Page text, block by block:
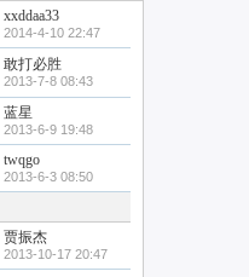
xxddaa33
2014-4-10 22:47
敢打必胜
2013-7-8 08:43
蓝星
2013-6-9 19:48
twqgo
2013-6-3 08:50
贾振杰
2013-10-17 20:47